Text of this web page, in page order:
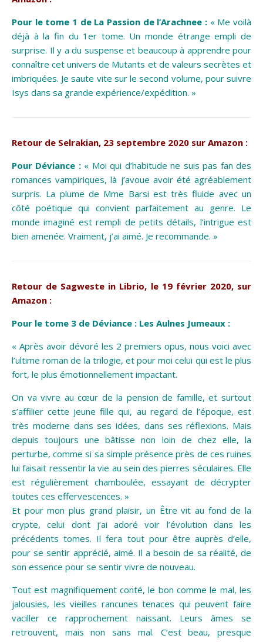
Pour le tome 1 de La Passion de l’Arachnee : « Me voilà
déjà à la fin du 1er tome. Un monde étrange empli de
surprise. Il y a du suspense et beaucoup à apprendre pour
connaître cet univers de Mutants et de valeurs secrètes et
imbriquées. Je saute vite sur le second volume, pour suivre
Isys dans sa grande expérience/expédition. »
Retour de Selrakian, 23 septembre 2020 sur Amazon :
Pour Déviance :« Moi qui d’habitude ne suis pas fan des
romances vampiriques, là j’avoue avoir été agréablement
surpris. La plume de Mme Barsi est très fluide avec un
côté poétique qui convient parfaitement au genre. Le
monde imaginé est rempli de petits détails, l’intrigue est
bien amenée. Vraiment, j’ai aimé. Je recommande. »
Retour de Sagweste in Librio, le 19 février 2020, sur
Amazon :
Pour le tome 3 de Déviance : Les Aulnes Jumeaux :
« Après avoir dévoré les 2 premiers opus, nous voici avec
l’ultime roman de la trilogie, et pour moi celui qui est le plus
fort, le plus émotionnellement impactant.
On va vivre au cœur de la pension de famille, et surtout
s’affilier cette jeune fille qui, au regard de l’époque, est
très moderne dans ses idées, dans ses réflexions. Mais
depuis toujours une bâtisse non loin de chez elle, la
perturbe, comme si sa simple présence près de ces ruines
lui faisait ressentir la vie au sein des pierres séculaires. Elle
est régulièrement chamboulée, essayant de décrypter
toutes ces effervescences. »
Et pour mon plus grand plaisir, un Être vit au fond de la
crypte, celui dont j’ai adoré voir l’évolution dans les
précédents tomes. Il fera tout pour être auprès d’elle,
pour se sentir apprécié, aimé. Il a besoin de sa réalité, de
son essence pour se sentir vivre de nouveau.
Tout est magnifiquement conté, le bon comme le mal, les
jalousies, les vieilles rancunes tenaces qui peuvent faire
vaciller ce rapprochement naissant. Leurs âmes se
retrouvent, mais non sans mal. C’est beau, presque